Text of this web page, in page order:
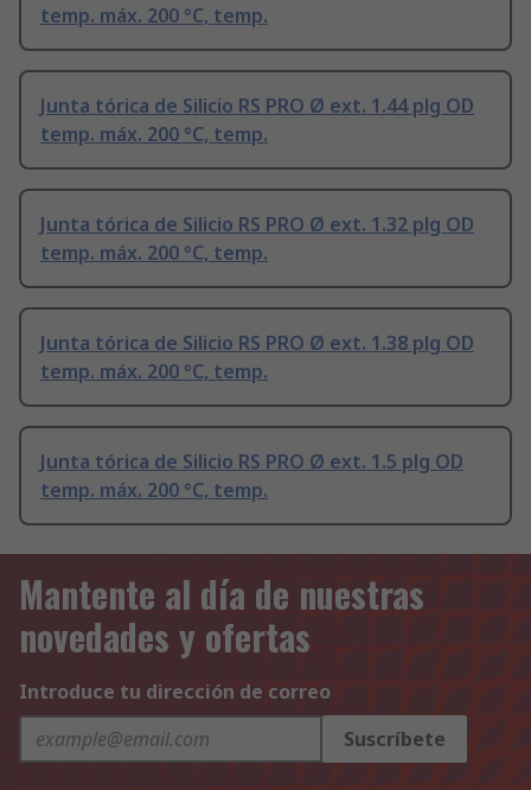
temp. máx. 200 °C, temp.
Junta tórica de Silicio RS PRO Ø ext. 1.44 plg OD
temp. máx. 200 °C, temp.
Junta tórica de Silicio RS PRO Ø ext. 1.32 plg OD
temp. máx. 200 °C, temp.
Junta tórica de Silicio RS PRO Ø ext. 1.38 plg OD
temp. máx. 200 °C, temp.
Junta tórica de Silicio RS PRO Ø ext. 1.5 plg OD
temp. máx. 200 °C, temp.
Mantente al día de nuestras
novedades y ofertas
Introduce tu dirección de correo
Suscríbete